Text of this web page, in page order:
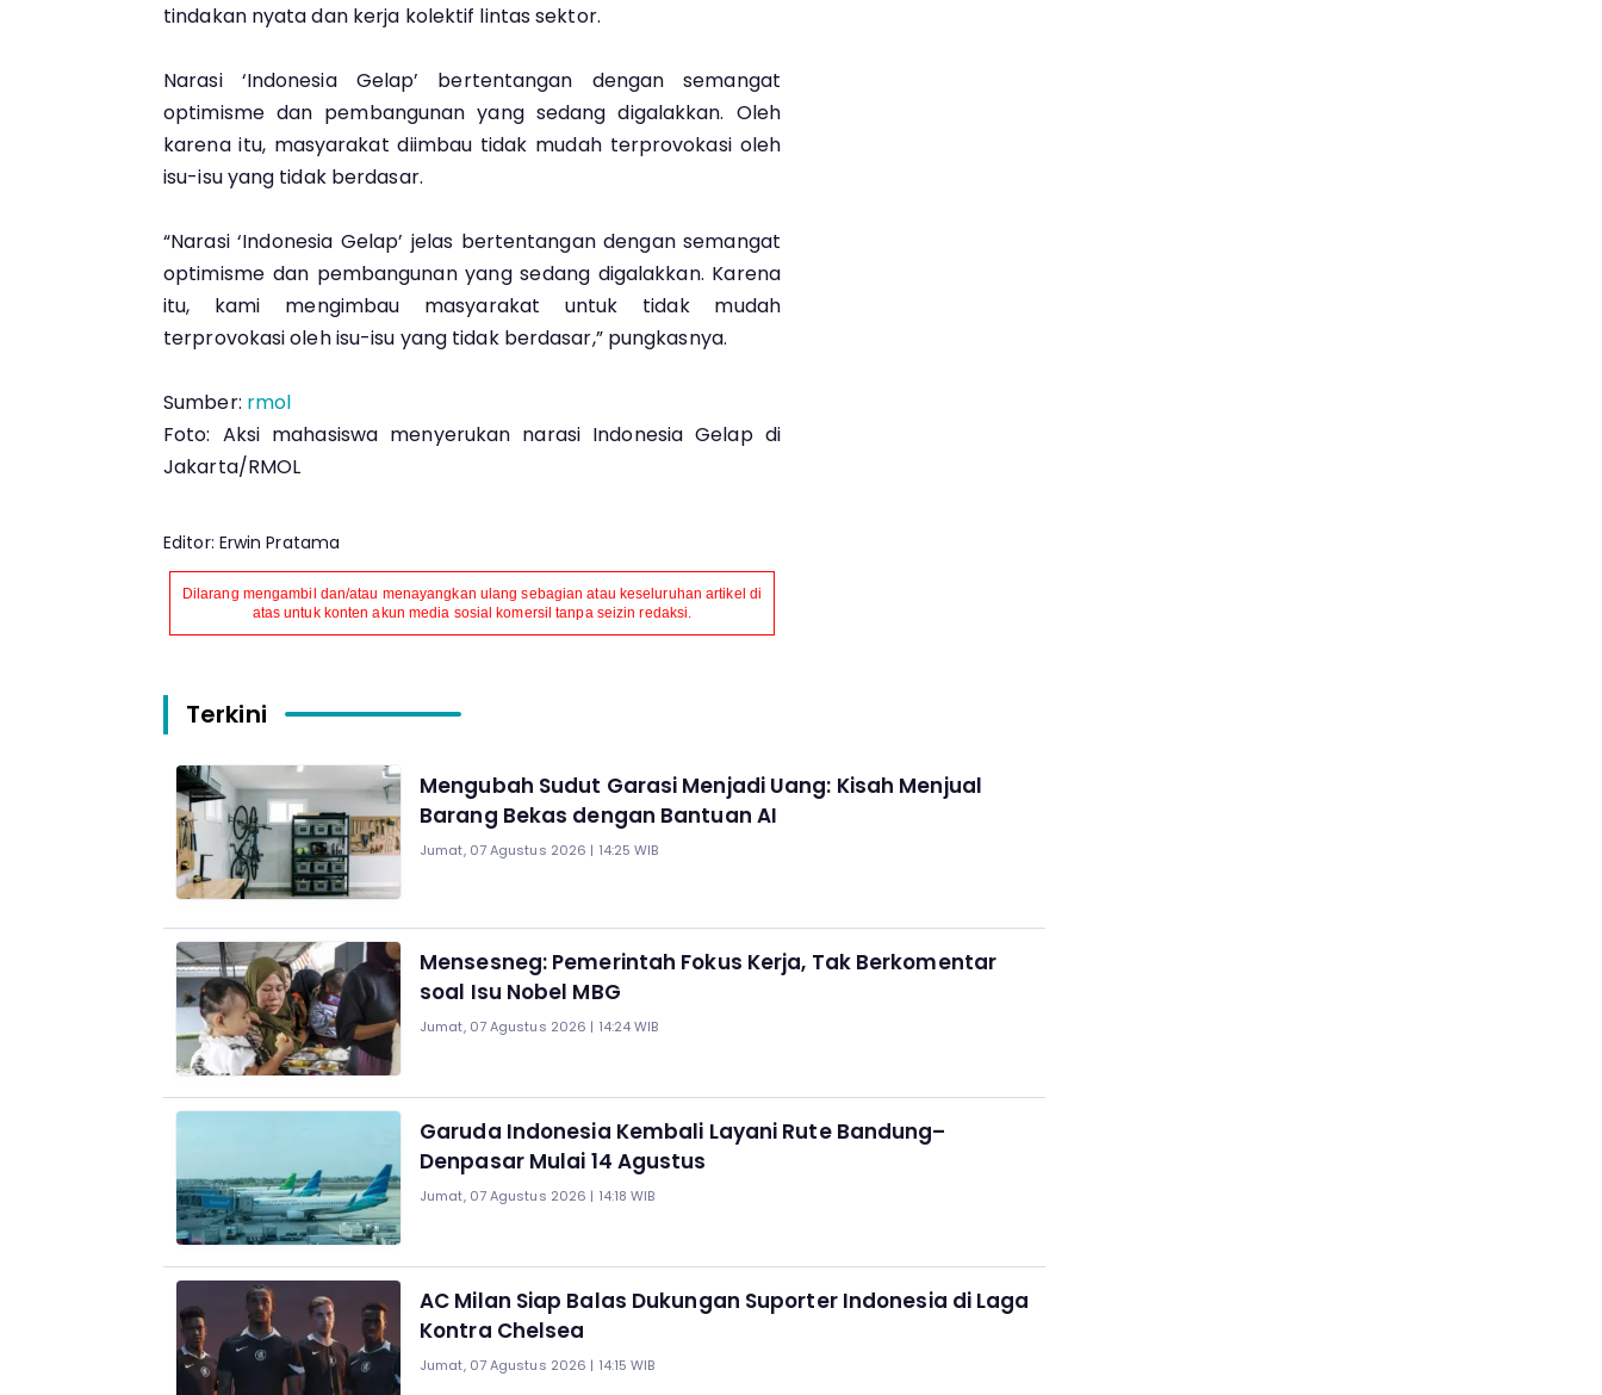
tindakan nyata dan kerja kolektif lintas sektor.
Narasi ‘Indonesia Gelap’ bertentangan dengan semangat
optimisme dan pembangunan yang sedang digalakkan. Oleh
karena itu, masyarakat diimbau tidak mudah terprovokasi oleh
isu-isu yang tidak berdasar.
“Narasi ‘Indonesia Gelap’ jelas bertentangan dengan semangat
optimisme dan pembangunan yang sedang digalakkan. Karena
itu, kami mengimbau masyarakat untuk tidak mudah
terprovokasi oleh isu-isu yang tidak berdasar,” pungkasnya.
Sumber: rmol
Foto: Aksi mahasiswa menyerukan narasi Indonesia Gelap di
Jakarta/RMOL
Editor: Erwin Pratama
Dilarang mengambil dan/atau menayangkan ulang sebagian atau keseluruhan artikel di
atas untuk konten akun media sosial komersil tanpa seizin redaksi.
Terkini
Mengubah Sudut Garasi Menjadi Uang: Kisah Menjual
Barang Bekas dengan Bantuan AI
Jumat, 07 Agustus 2026 | 14:25 WIB
Mensesneg: Pemerintah Fokus Kerja, Tak Berkomentar
soal Isu Nobel MBG
Jumat, 07 Agustus 2026 | 14:24 WIB
Garuda Indonesia Kembali Layani Rute Bandung–
Denpasar Mulai 14 Agustus
Jumat, 07 Agustus 2026 | 14:18 WIB
AC Milan Siap Balas Dukungan Suporter Indonesia di Laga
Kontra Chelsea
Jumat, 07 Agustus 2026 | 14:15 WIB